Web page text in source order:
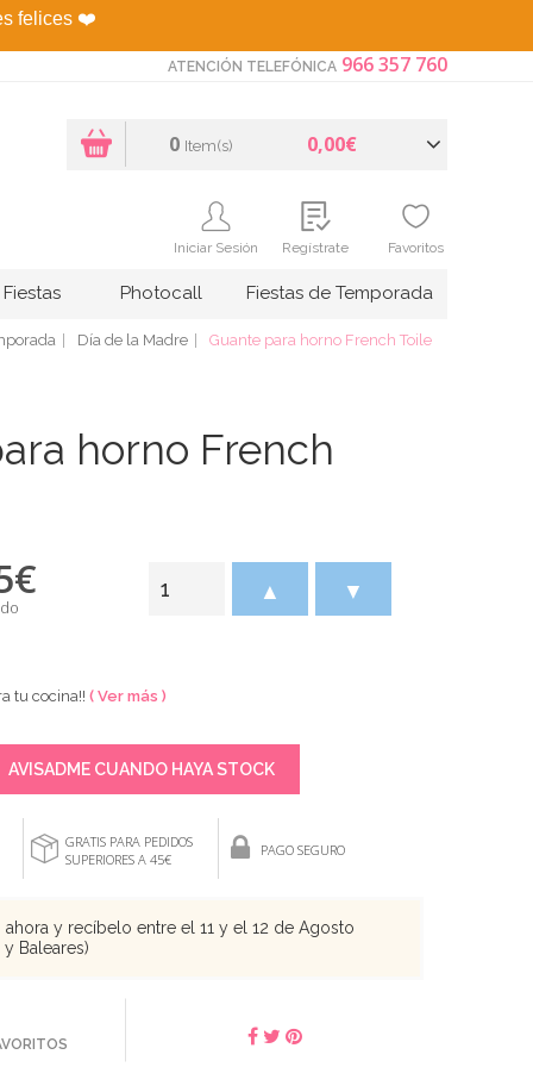
felices ❤️
ATENCIÓN TELEFÓNICA 966 357 760
0 Item(s) 0,00€
Iniciar Sesión Regístrate Favoritos
Photocall Fiestas de Temporada
Día de la Madre Guante para horno French Toile
horno French
€ ▲ ▼
tu cocina!! ( Ver más )
AVISADME CUANDO HAYA STOCK
GRATIS PARA PEDIDOS
SUPERIORES A 45€
PAGO SEGURO
y recíbelo entre el 11 y el 12 de Agosto
Baleares)